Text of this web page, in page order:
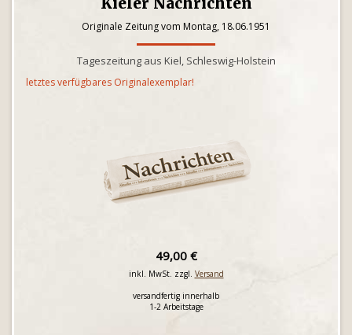
Originale Zeitung vom Montag, 18.06.1951
Tageszeitung aus Kiel, Schleswig-Holstein
letztes verfügbares Originalexemplar!
49,00 €
inkl. MwSt. zzgl. Versand
versandfertig innerhalb
1-2 Arbeitstage